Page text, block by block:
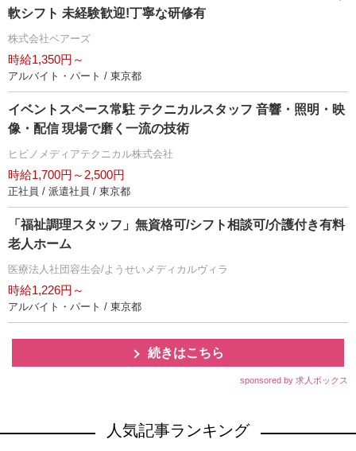
軟シフト 未経験歓迎!丁寧な研修有
株式会社ベアーズ
時給1,350円～
アルバイト・パート / 東京都
イベントスペース常駐 テクニカルスタッフ 音響・照明・映
像・配信 現場で磨く一流の技術
ヒビノメディアテクニカル株式会社
時給1,700円～2,500円
正社員 / 派遣社員 / 東京都
「福祉調理スタッフ」無資格可/シフト相談可/介護付き有料
老人ホーム
医療法人社団容生会/ようせいメディカルヴィラ
時給1,226円～
アルバイト・パート / 東京都
続きはこちら
sponsored by 求人ボックス
人気記事ランキング